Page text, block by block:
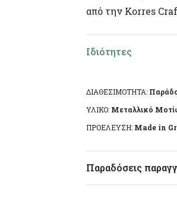
από την Korres
Ιδιότητες
ΔΙΑΘΕΣΙΜΟΤΗΤΑ:
ΥΛΙΚΟ: Μεταλλικό
ΠΡΟΕΛΕΥΣΗ: Made in
Παραδόσεις